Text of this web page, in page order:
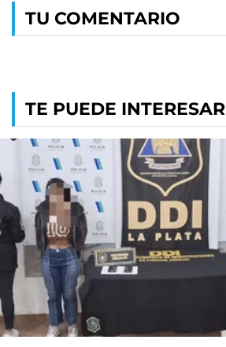
TU COMENTARIO
TE PUEDE INTERESAR